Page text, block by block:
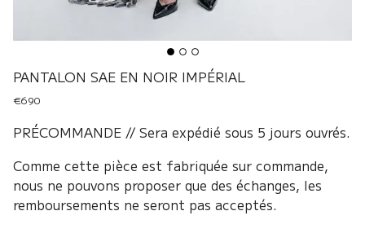
PANTALON SAE EN NOIR IMPÉRIAL
€690
PRÉCOMMANDE // Sera expédié sous 5 jours ouvrés.
Comme cette pièce est fabriquée sur commande,
nous ne pouvons proposer que des échanges, les
remboursements ne seront pas acceptés.